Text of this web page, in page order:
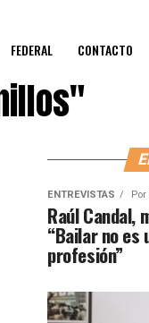
FEDERAL CONTACTO
ENTREVISTAS Por
Raúl Candal,
“Bailar no es
profesión”